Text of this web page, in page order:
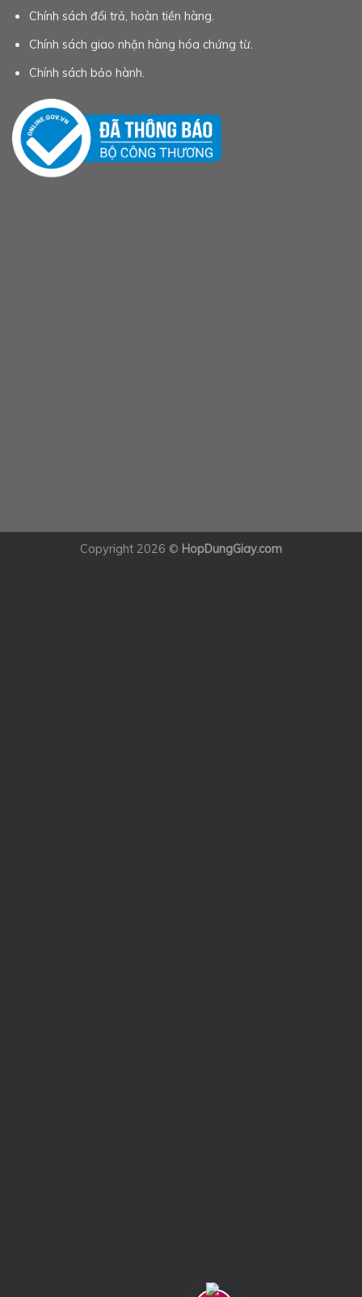
Chính sách đổi trả, hoàn tiền hàng.
Chính sách giao nhận hàng hóa chứng từ.
Chính sách bảo hành.
Copyright 2026 © HopDungGiay.com